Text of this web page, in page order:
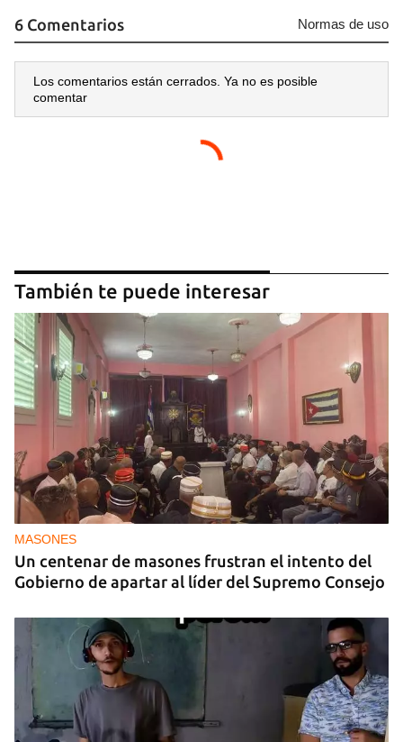
6 Comentarios Normas de uso
Los comentarios están cerrados. Ya no es posible
comentar
También te puede interesar
MASONES
Un centenar de masones frustran el intento del
Gobierno de apartar al líder del Supremo Consejo